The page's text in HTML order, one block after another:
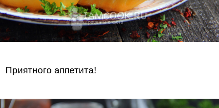
Приятного аппетита!